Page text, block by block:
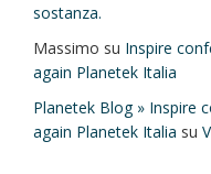
sostanza.
Massimo su Inspire
again Planetek Italia
Planetek Blog » Inspire
again Planetek Italia su